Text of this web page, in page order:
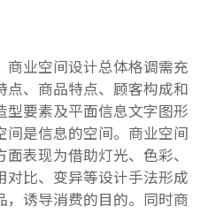
商业空间设计总体格调需充
点、商品特点、顾客构成和
型要素及平面信息文字图形
是信息的空间。商业空间
表现为借助灯光、色彩、
比、变异等设计手法形成
诱导消费的目的。同时商